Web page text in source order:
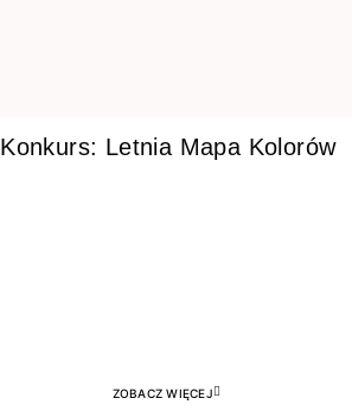
Konkurs: Letnia Mapa Kolorów
ZOBACZ WIĘCEJ